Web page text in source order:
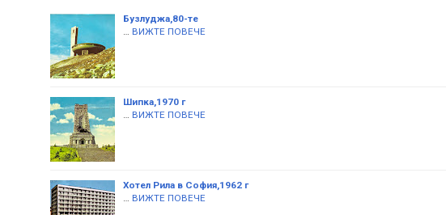
Бузлуджа,80-те
… ВИЖТЕ ПОВЕЧЕ
Шипка,1970 г
… ВИЖТЕ ПОВЕЧЕ
Хотел Рила в София,1962 г
… ВИЖТЕ ПОВЕЧЕ